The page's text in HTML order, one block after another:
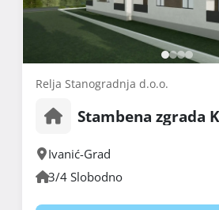
Relja Stanogradnja d.o.o.
Stambena zgrada
Ivanić-Grad
3/4 Slobodno